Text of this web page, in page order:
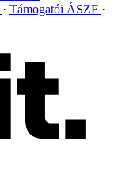
Támogatói ÁSZF